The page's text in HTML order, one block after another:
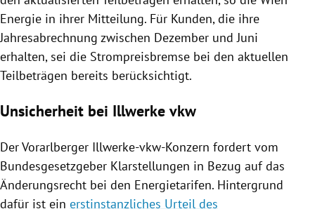
Energie in ihrer Mitteilung. Für Kunden, die ihre
Jahresabrechnung zwischen Dezember und Juni
erhalten, sei die Strompreisbremse bei den aktuellen
Teilbeträgen bereits berücksichtigt.
Unsicherheit bei Illwerke vkw
Der Vorarlberger Illwerke-vkw-Konzern fordert vom
Bundesgesetzgeber Klarstellungen in Bezug auf das
Änderungsrecht bei den Energietarifen. Hintergrund
dafür ist ein erstinstanzliches Urteil des